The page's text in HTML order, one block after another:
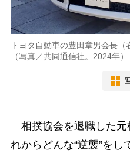
トヨタ自動車の豊田章男会長
（写真／共同通信社。2024年）
相撲協会を退職した元
れからどんな“逆襲”を